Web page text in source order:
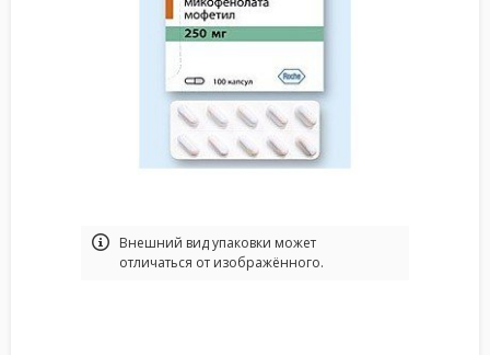
Bнешний вид упаковки может
отличаться от изображённого.